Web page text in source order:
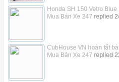
Honda SH 150 Vetro Blue
Mua Bán Xe 247 replied
CubHouse VN hoàn tất
Mua Bán Xe 247 replied